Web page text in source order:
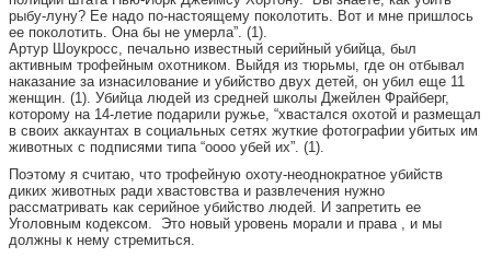
рыбу-луну? Ее надо по-настоящему поколотить. Вот и мне пришлось
ее поколотить. Она бы не умерла”. (1).
Артур Шоукросс, печально известный серийный убийца, был
активным трофейным охотником. Выйдя из тюрьмы, где он отбывал
наказание за изнасилование и убийство двух детей, он убил еще 11
женщин. (1). Убийца людей из средней школы Джейлен Фрайберг,
которому на 14-летие подарили ружье, “хвастался охотой и размещал
в своих аккаунтах в социальных сетях жуткие фотографии убитых им
животных с подписями типа “оооо убей их”. (1).
Поэтому я считаю, что трофейную охоту-неоднократное убийств
диких животных ради хвастовства и развлечения нужно
рассматривать как серийное убийство людей. И запретить ее
Уголовным кодексом. Это новый уровень морали и права , и мы
должны к нему стремиться.